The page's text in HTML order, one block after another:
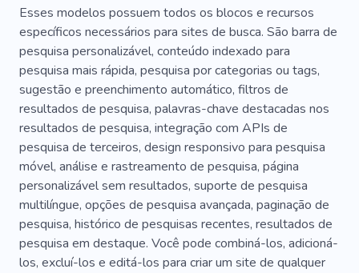
Investimento
Folha De Pagamento
Imposto
Consulta Comprar
Figma
Pagar
Equipamento Rubi
Acionar
Caso
Comércio Eletrônico
Informação
Instruções
Rápido Semente
Banco
Discussão
Off-line
Ofertas De Emprego
Segurança
Planejamento
Empresa
Plataforma
Abertura
Profissão
Esses modelos possuem todos os blocos e recursos
específicos necessários para sites de busca. São barra de
pesquisa personalizável, conteúdo indexado para
pesquisa mais rápida, pesquisa por categorias ou tags,
sugestão e preenchimento automático, filtros de
resultados de pesquisa, palavras-chave destacadas nos
resultados de pesquisa, integração com APIs de
pesquisa de terceiros, design responsivo para pesquisa
móvel, análise e rastreamento de pesquisa, página
personalizável sem resultados, suporte de pesquisa
multilíngue, opções de pesquisa avançada, paginação de
pesquisa, histórico de pesquisas recentes, resultados de
pesquisa em destaque. Você pode combiná-los, adicioná-
los, excluí-los e editá-los para criar um site de qualquer